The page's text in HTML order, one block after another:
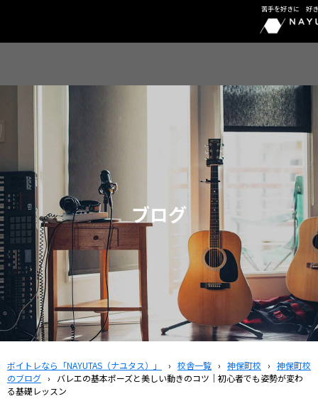
苦手を好きに 好
ブログ
ボイトレなら「NAYUTAS（ナユタス）」 › 校舎一覧 › 神保町校 › 神保町校
のブログ ›
バレエの基本ポーズと美しい動きのコツ｜初心者でも姿勢が変わ
る基礎レッスン